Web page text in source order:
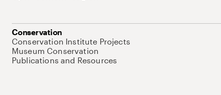
Conservation
Conservation Institute Projects
Museum Conservation
Publications and Resources